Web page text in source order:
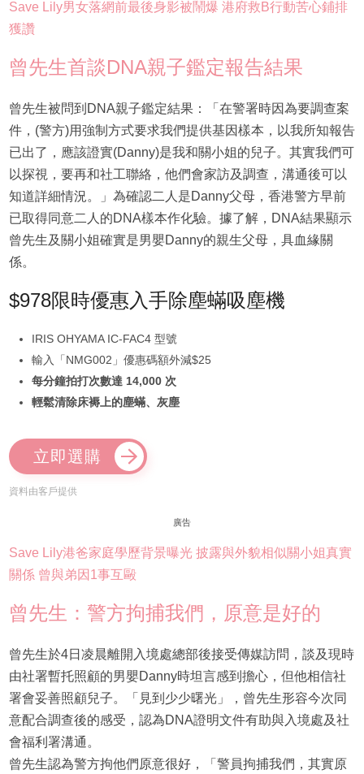
Save Lily男女落網前最後身影被鬧爆 港府救B行動苦心鋪排
獲讚
曾先生首談DNA親子鑑定報告結果
曾先生被問到DNA親子鑑定結果：「在警署時因為要調查案
件，(警方)用強制方式要求我們提供基因樣本，以我所知報告
已出了，應該證實(Danny)是我和關小姐的兒子。其實我們可
以探視，要再和社工聯絡，他們會家訪及調查，溝通後可以
知道詳細情況。」為確認二人是Danny父母，香港警方早前
已取得同意二人的DNA樣本作化驗。據了解，DNA結果顯示
曾先生及關小姐確實是男嬰Danny的親生父母，具血緣關
係。
$978限時優惠入手除塵蟎吸塵機
IRIS OHYAMA IC-FAC4 型號
輸入「NMG002」優惠碼額外減$25
每分鐘拍打次數達 14,000 次
輕鬆清除床褥上的塵蟎、灰塵
立即選購
資料由客戶提供
廣告
Save Lily港爸家庭學歷背景曝光 披露與外貌相似關小姐真實
關係 曾與弟因1事互毆
曾先生：警方拘捕我們，原意是好的
曾先生於4日凌晨離開入境處總部後接受傳媒訪問，談及現時
由社署暫托照顧的男嬰Danny時坦言感到擔心，但他相信社
署會妥善照顧兒子。「見到少少曙光」，曾先生形容今次同
意配合調查後的感受，認為DNA證明文件有助與入境處及社
會福利署溝通。
曾先生認為警方拘他們原意很好，「警員拘捕我們，其實原